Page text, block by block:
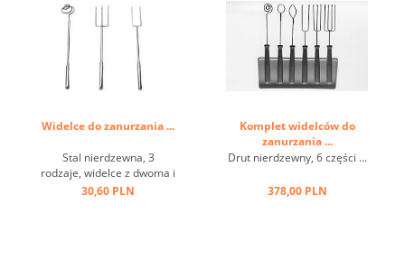
Widelce do zanurzania ...
Stal nierdzewna, 3
rodzaje, widelce z dwoma i
trzema zębami, spirala ...
30,60 PLN
Komplet widelców do
zanurzania ...
Drut nierdzewny, 6 części ...
378,00 PLN